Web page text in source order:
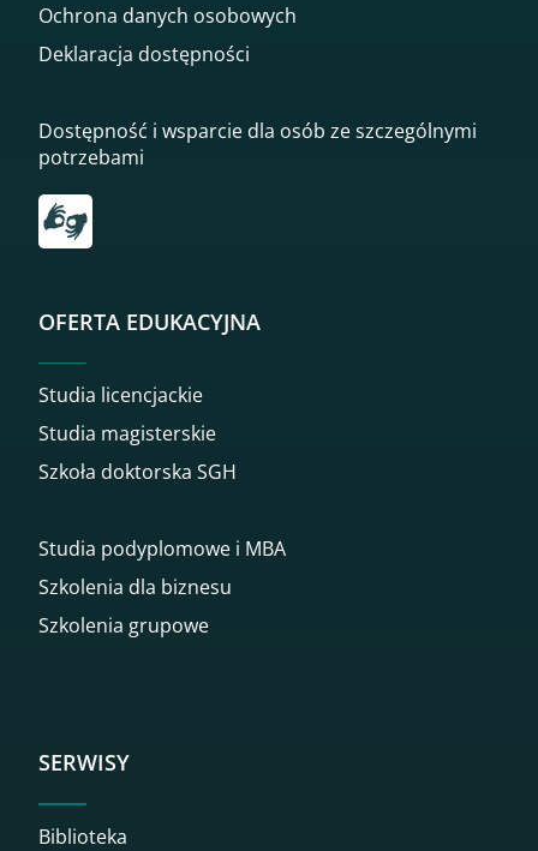
Ochrona danych osobowych
Deklaracja dostępności
Dostępność i wsparcie dla osób ze szczególnymi
potrzebami
Przekierowanie do tłumacza on-line języka migowego
OFERTA EDUKACYJNA
Studia licencjackie
Studia magisterskie
Szkoła doktorska SGH
Studia podyplomowe i MBA
Szkolenia dla biznesu
Szkolenia grupowe
SERWISY
Biblioteka